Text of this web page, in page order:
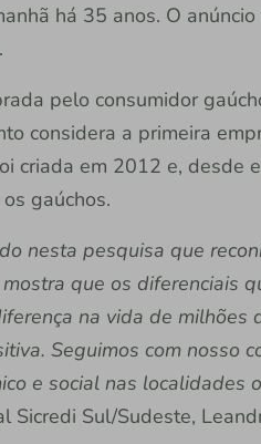
há 35 anos. O
pelo consumidor
considera a primeira
criada em 2012 e, desde
gaúchos.
nesta pesquisa que
que os diferenciais
na vida de milhões
Seguimos com nosso
e social nas localidades
Sicredi Sul/Sudeste,